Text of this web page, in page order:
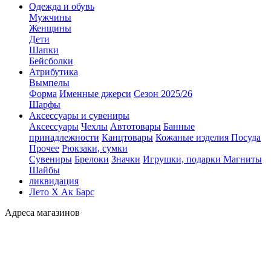
Одежда и обувь
Мужчины
Женщины
Дети
Шапки
Бейсболки
Атрибутика
Вымпелы
Форма Именные джерси Сезон 2025/26
Шарфы
Аксессуары и сувениры
Аксессуары Чехлы Автотовары Банные
принадлежности Канцтовары Кожаные изделия Посуда
Прочее Рюкзаки, сумки
Сувениры Брелоки Значки Игрушки, подарки Магниты
Шайбы
ликвидация
Лето Х Ак Барс
Адреса магазинов